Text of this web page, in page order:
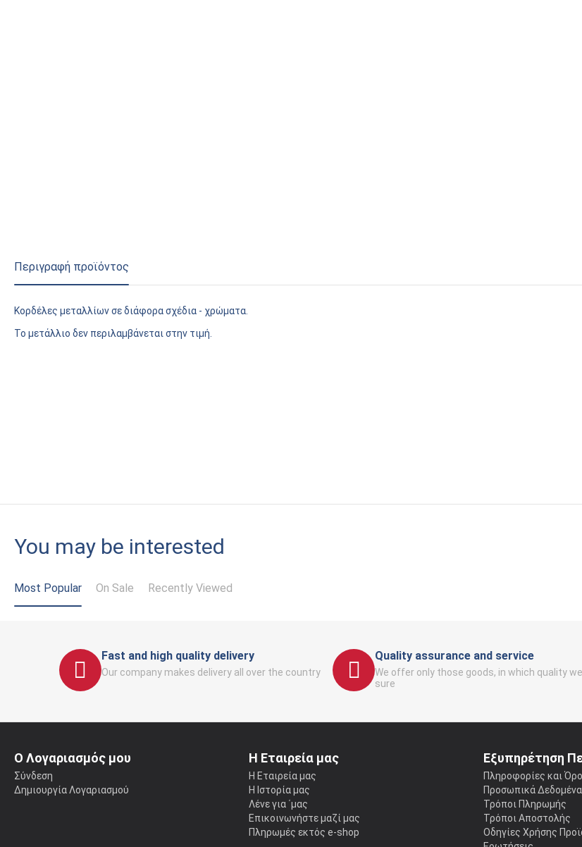
Περιγραφή προϊόντος
Κορδέλες μεταλλίων σε διάφορα σχέδια - χρώματα.
Το μετάλλιο δεν περιλαμβάνεται στην τιμή.
You may be interested
Most Popular On Sale Recently Viewed
Fast and high quality delivery
Our company makes delivery all over the country
Quality assurance and service
We offer only those goods, in which quality
sure
Ο Λογαριασμός μου
Σύνδεση
Δημιουργία Λογαριασμού
Η Εταιρεία μας
Η Εταιρεία μας
Η Ιστορία μας
Λένε για ΄μας
Επικοινωνήστε μαζί μας
Πληρωμές εκτός e-shop
Εξυπηρέτηση
Πληροφορίες και
Προσωπικά Δεδομένα
Τρόποι Πληρωμής
Τρόποι Αποστολής
Οδηγίες Χρήσης